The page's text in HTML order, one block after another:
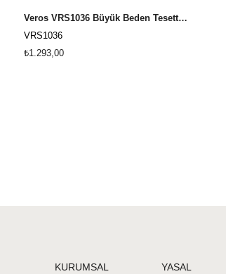
Veros VRS1036 Büyük Beden Tesettür Mayo, 3XL, 4XL, 5XL, 6XL, 7XL, 8XL
VRS1036
₺1.293,00
KURUMSAL
YASAL